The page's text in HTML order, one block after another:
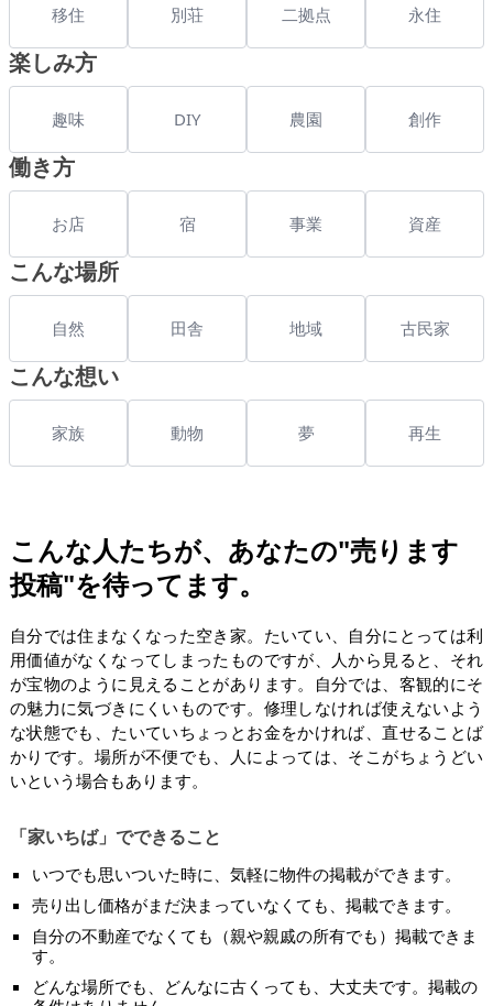
移住 別荘 二拠点 永住
楽しみ方
趣味 DIY 農園 創作
働き方
お店 宿 事業 資産
こんな場所
自然 田舎 地域 古民家
こんな想い
家族 動物 夢 再生
こんな人たちが、あなたの"売ります
投稿"を待ってます。
自分では住まなくなった空き家。たいてい、自分にとっては利
用価値がなくなってしまったものですが、人から見ると、それ
が宝物のように見えることがあります。自分では、客観的にそ
の魅力に気づきにくいものです。修理しなければ使えないよう
な状態でも、たいていちょっとお金をかければ、直せることば
かりです。場所が不便でも、人によっては、そこがちょうどい
いという場合もあります。
「家いちば」でできること
いつでも思いついた時に、気軽に物件の掲載ができます。
売り出し価格がまだ決まっていなくても、掲載できます。
自分の不動産でなくても（親や親戚の所有でも）掲載できま
す。
どんな場所でも、どんなに古くっても、大丈夫です。掲載の